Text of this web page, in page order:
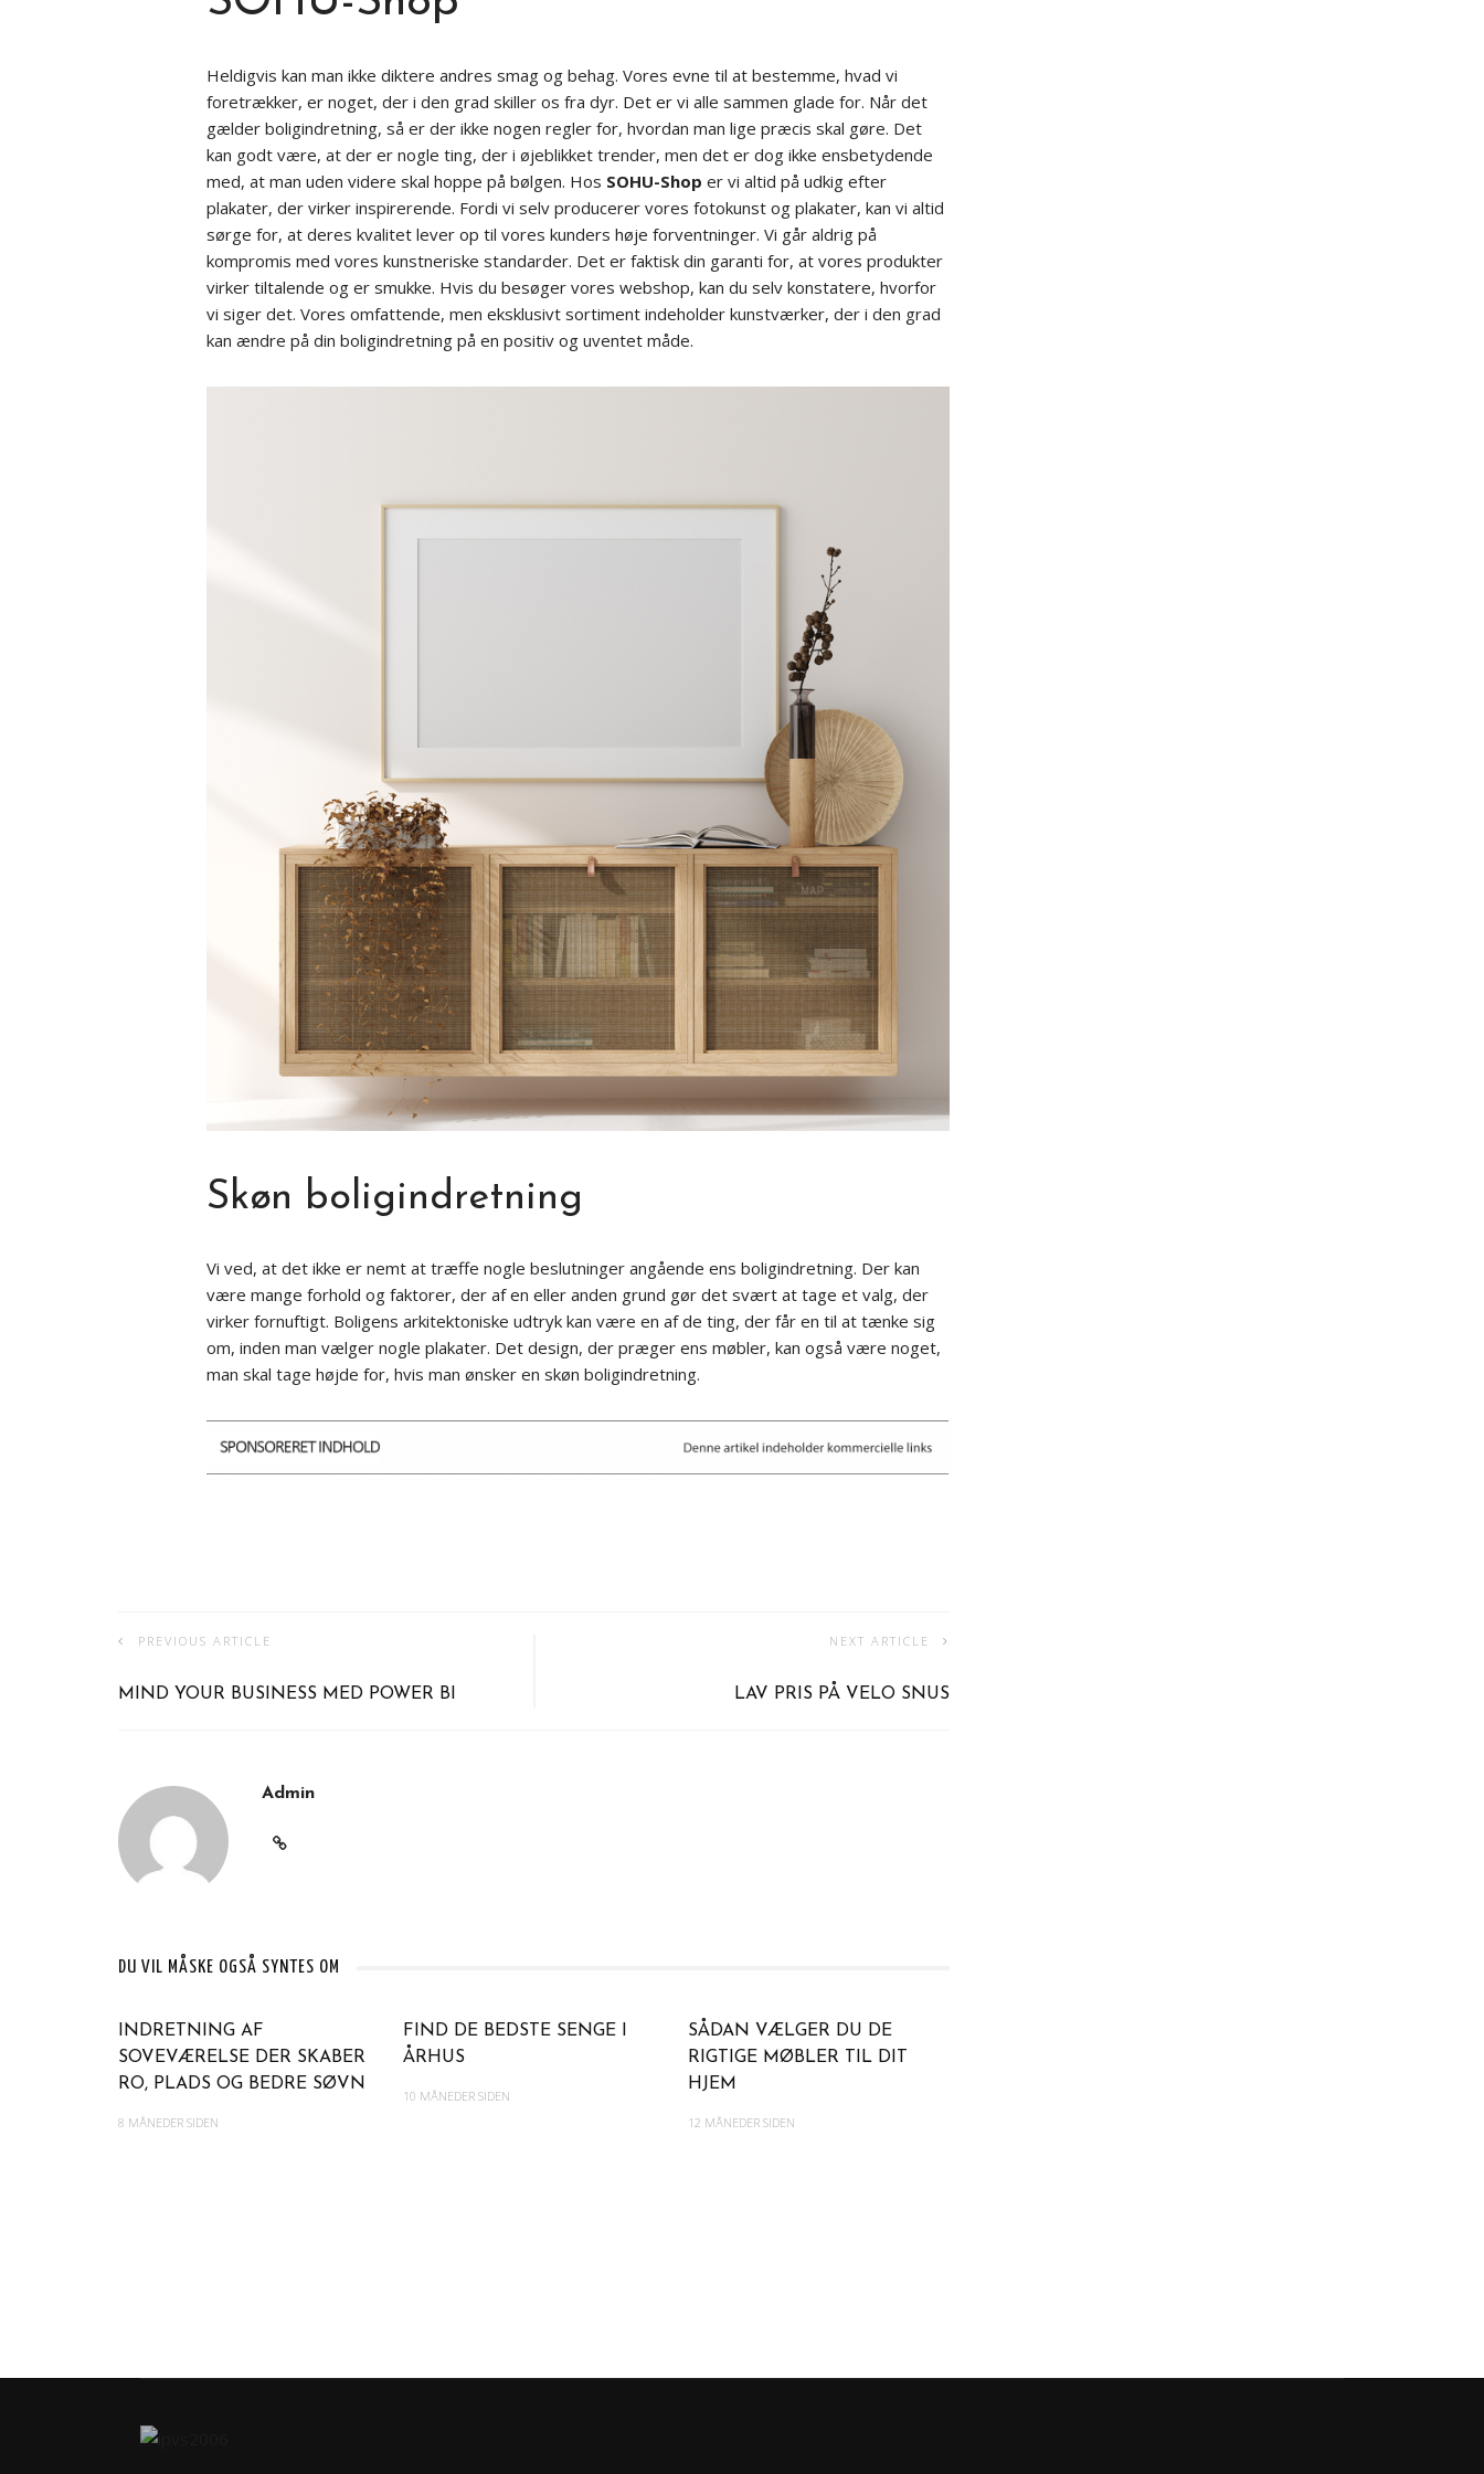
Heldigvis kan man ikke diktere andres smag og behag. Vores evne til at bestemme, hvad vi
foretrækker, er noget, der i den grad skiller os fra dyr. Det er vi alle sammen glade for. Når det
gælder boligindretning, så er der ikke nogen regler for, hvordan man lige præcis skal gøre. Det
kan godt være, at der er nogle ting, der i øjeblikket trender, men det er dog ikke ensbetydende
med, at man uden videre skal hoppe på bølgen. Hos SOHU-Shop er vi altid på udkig efter
plakater, der virker inspirerende. Fordi vi selv producerer vores fotokunst og plakater, kan vi altid
sørge for, at deres kvalitet lever op til vores kunders høje forventninger. Vi går aldrig på
kompromis med vores kunstneriske standarder. Det er faktisk din garanti for, at vores produkter
virker tiltalende og er smukke. Hvis du besøger vores webshop, kan du selv konstatere, hvorfor
vi siger det. Vores omfattende, men eksklusivt sortiment indeholder kunstværker, der i den grad
kan ændre på din boligindretning på en positiv og uventet måde.
Skøn boligindretning
Vi ved, at det ikke er nemt at træffe nogle beslutninger angående ens boligindretning. Der kan
være mange forhold og faktorer, der af en eller anden grund gør det svært at tage et valg, der
virker fornuftigt. Boligens arkitektoniske udtryk kan være en af de ting, der får en til at tænke sig
om, inden man vælger nogle plakater. Det design, der præger ens møbler, kan også være noget,
man skal tage højde for, hvis man ønsker en skøn boligindretning.
PREVIOUS ARTICLE
MIND YOUR BUSINESS MED POWER BI
NEXT ARTICLE
LAV PRIS PÅ VELO SNUS
Admin
DU VIL MÅSKE OGSÅ SYNTES OM
INDRETNING AF
SOVEVÆRELSE DER SKABER
RO, PLADS OG BEDRE SØVN
8 MÅNEDER SIDEN
FIND DE BEDSTE SENGE I
ÅRHUS
10 MÅNEDER SIDEN
SÅDAN VÆLGER DU DE
RIGTIGE MØBLER TIL DIT
HJEM
12 MÅNEDER SIDEN